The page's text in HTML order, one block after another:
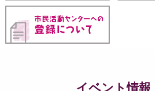
イベント情報